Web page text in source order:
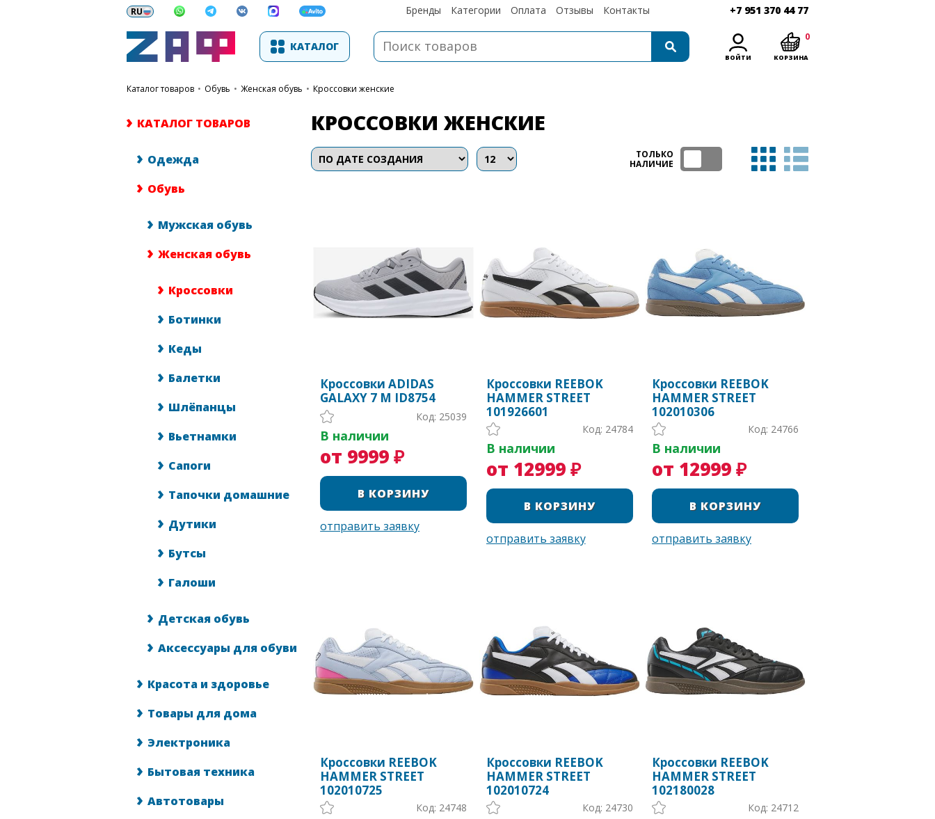
Бренды Категории Оплата Отзывы Контакты +7 951 370 44 77
КАТАЛОГ
ВОЙТИ КОРЗИНА
0
каталог товаров • Обувь • Женская обувь • Кроссовки женские
КАТАЛОГ ТОВАРОВ
Одежда
Обувь
Мужская обувь
Женская обувь
Кроссовки
Ботинки
Кеды
Балетки
Шлёпанцы
Вьетнамки
Сапоги
Тапочки домашние
Дутики
Бутсы
Галоши
Детская обувь
Аксессуары для обуви
Красота и здоровье
Товары для дома
Электроника
Бытовая техника
Автотовары
КРОССОВКИ ЖЕНСКИЕ
ТОЛЬКО
НАЛИЧИЕ
Кроссовки ADIDAS
GALAXY 7 M ID8754
Код: 25039
В наличии
от 9999 ₽
Кроссовки REEBOK
HAMMER STREET
101926601
Код: 24784
В наличии
от 12999 ₽
Кроссовки REEBOK
HAMMER STREET
102010306
Код: 24766
В наличии
от 12999 ₽
Кроссовки REEBOK
HAMMER STREET
102010725
Код: 24748
Кроссовки REEBOK
HAMMER STREET
102010724
Код: 24730
Кроссовки REEBOK
HAMMER STREET
102180028
Код: 24712